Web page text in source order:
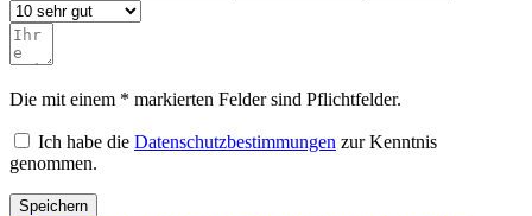
Die mit einem * markierten Felder sind Pflichtfelder.
Ich habe die Datenschutzbestimmungen zur Kenntnis
genommen.
Speichern